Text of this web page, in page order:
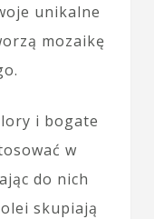
unikalne
mozaikę
i bogate
w
do nich
skupiają